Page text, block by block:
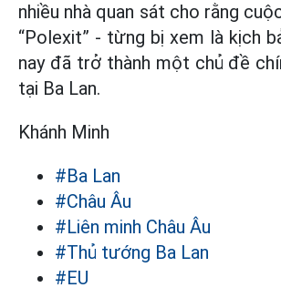
nhiều nhà quan sát cho rằng
“Polexit” - từng bị xem là kịch
nay đã trở thành một chủ đề
tại Ba Lan.
Khánh Minh
#Ba Lan
#Châu Âu
#Liên minh Châu Âu
#Thủ tướng Ba Lan
#EU